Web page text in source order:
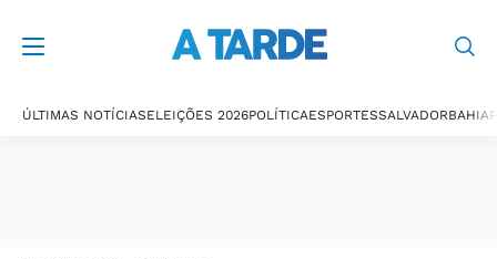
ÚLTIMAS NOTÍCIASELEIÇÕES 2026POLÍTICAESPORTESSALVADORBAHIA